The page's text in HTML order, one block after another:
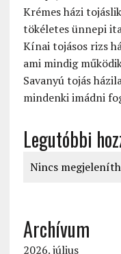
Krémes házi
tökéletes ünnepi
Kínai tojásos rizs
ami mindig
Savanyú tojás
mindenki imádni
Legutóbbi
Nincs
Archívum
2026. július